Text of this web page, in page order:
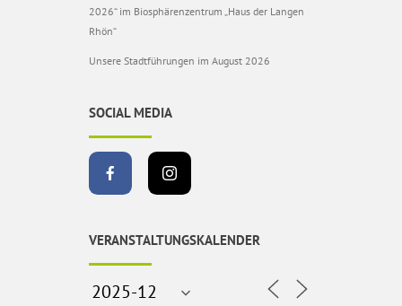
2026“ im Biosphärenzentrum „Haus der Langen
Rhön“
Unsere Stadtführungen im August 2026
SOCIAL MEDIA
VERANSTALTUNGSKALENDER